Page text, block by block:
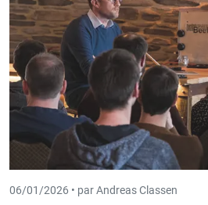
06/01/2026 • par Andreas Classen